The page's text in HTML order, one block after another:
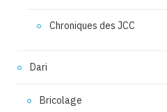
Chroniques des JCC
Dari
Bricolage